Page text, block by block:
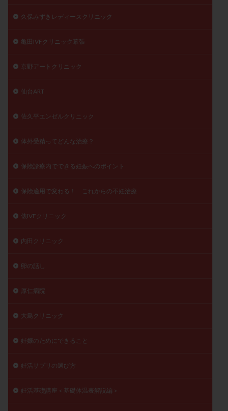
久保みずきレディースクリニック
亀田IVFクリニック幕張
京野アートクリニック
仙台ART
佐久平エンゼルクリニック
体外受精ってどんな治療？
保険診療内でできる妊娠へのポイント
保険適用で変わる！ これからの不妊治療
俵IVFクリニック
内田クリニック
卵の話し
厚仁病院
大島クリニック
妊娠のためにできること
妊活サプリの選び方
妊活基礎講座＜基礎体温表解説編＞